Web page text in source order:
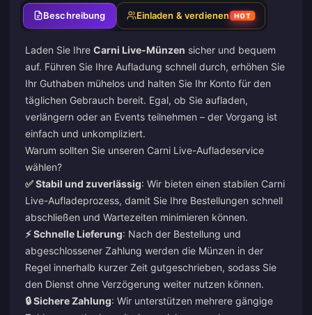
Beschreibung Einladen & verdienen HOT
Laden Sie Ihre Carni Live-Münzen sicher und bequem
auf. Führen Sie Ihre Aufladung schnell durch, erhöhen Sie
Ihr Guthaben mühelos und halten Sie Ihr Konto für den
täglichen Gebrauch bereit. Egal, ob Sie aufladen,
verlängern oder an Events teilnehmen – der Vorgang ist
einfach und unkompliziert.
Warum sollten Sie unseren Carni Live-Aufladeservice
wählen?
✅ Stabil und zuverlässig: Wir bieten einen stabilen Carni
Live-Aufladeprozess, damit Sie Ihre Bestellungen schnell
abschließen und Wartezeiten minimieren können.
⚡ Schnelle Lieferung: Nach der Bestellung und
abgeschlossener Zahlung werden die Münzen in der
Regel innerhalb kurzer Zeit gutgeschrieben, sodass Sie
den Dienst ohne Verzögerung weiter nutzen können.
🔒 Sichere Zahlung: Wir unterstützen mehrere gängige